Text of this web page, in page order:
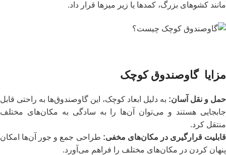
مانند کشوهای بزرگ، کمدها یا زیر میزها قرار داد.
مزایا گاوصندوق کوچک
حمل و نقل آسان: به دلیل ابعاد کوچک، این گاوصندوق‌ها به راحتی قابل
جابجایی هستند و می‌توان آن‌ها را به سادگی به مکان‌های مختلف
منتقل کرد.
قابلیت قرارگیری در مکان‌های مخفی: طراحی جمع و جور آن‌ها امکان
پنهان کردن در مکان‌های مختلف را فراهم می‌آورد.